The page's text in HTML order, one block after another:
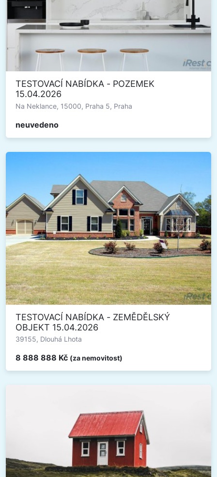
TESTOVACÍ NABÍDKA - POZEMEK
15.04.2026
Na Neklance, 15000, Praha 5, Praha
neuvedeno
TESTOVACÍ NABÍDKA - ZEMĚDĚLSKÝ
OBJEKT 15.04.2026
39155, Dlouhá Lhota
8 888 888 Kč (za nemovitost)